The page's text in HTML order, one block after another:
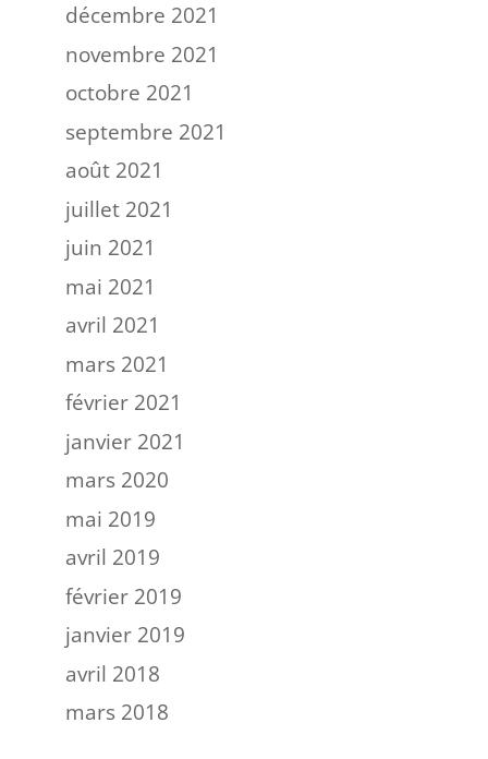
décembre 2021
novembre 2021
octobre 2021
septembre 2021
août 2021
juillet 2021
juin 2021
mai 2021
avril 2021
mars 2021
février 2021
janvier 2021
mars 2020
mai 2019
avril 2019
février 2019
janvier 2019
avril 2018
mars 2018